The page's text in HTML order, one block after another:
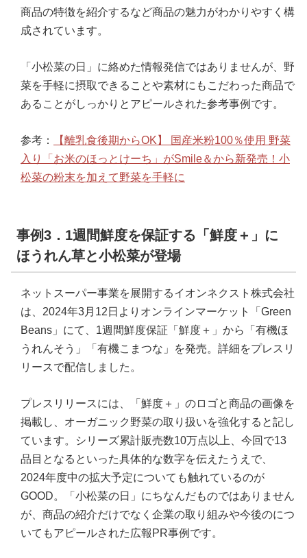
商品の特徴を紹介するなど商品の魅力がわかりやすく構
成されています。
「小松菜の日」に絡めた情報発信ではありませんが、野
菜を手軽に摂取できることや素材にもこだわった商品で
あることがしっかりとアピールされた参考事例です。
参考：
【離乳食後期からOK】 国産米粉100％使用 野菜
入り「お米のほっとけーち」がSmile＆から新発売！小
松菜の粉末を加えて野菜を手軽に
事例3．1週間鮮度を保証する「鮮度＋」に
ほうれん草と小松菜が登場
ネットスーパー事業を展開するイオンネクスト株式会社
は、2024年3月12日よりオンラインマーケット「Green
Beans」にて、1週間鮮度保証「鮮度＋」から「有機ほ
うれんそう」「有機こまつな」を発売。詳細をプレスリ
リースで配信しました。
プレスリリースには、「鮮度＋」のロゴと商品の画像を
掲載し、オーガニック野菜の取り扱いを強化すると記し
ています。シリーズ累計販売数10万点以上、今回で13
品目となるといった具体的な数字を伝えたうえで、
2024年度中の拡大予定についても触れているのが
GOOD。「小松菜の日」にちなんだものではありません
が、商品の紹介だけでなく企業の取り組みや今後のにつ
いてもアピールされた広報PR事例です。